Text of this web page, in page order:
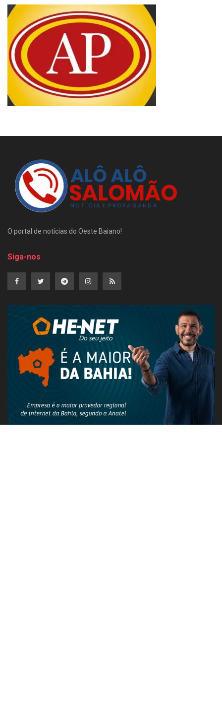
O portal de notícias do Oeste Baiano!
Siga-nos